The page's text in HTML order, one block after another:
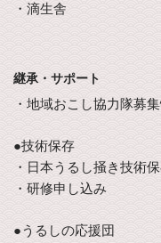
・滴生舎
継承・サポート
・地域おこし協力隊募
●技術保存
・日本うるし掻き技術
・研修申し込み
●うるしの応援団